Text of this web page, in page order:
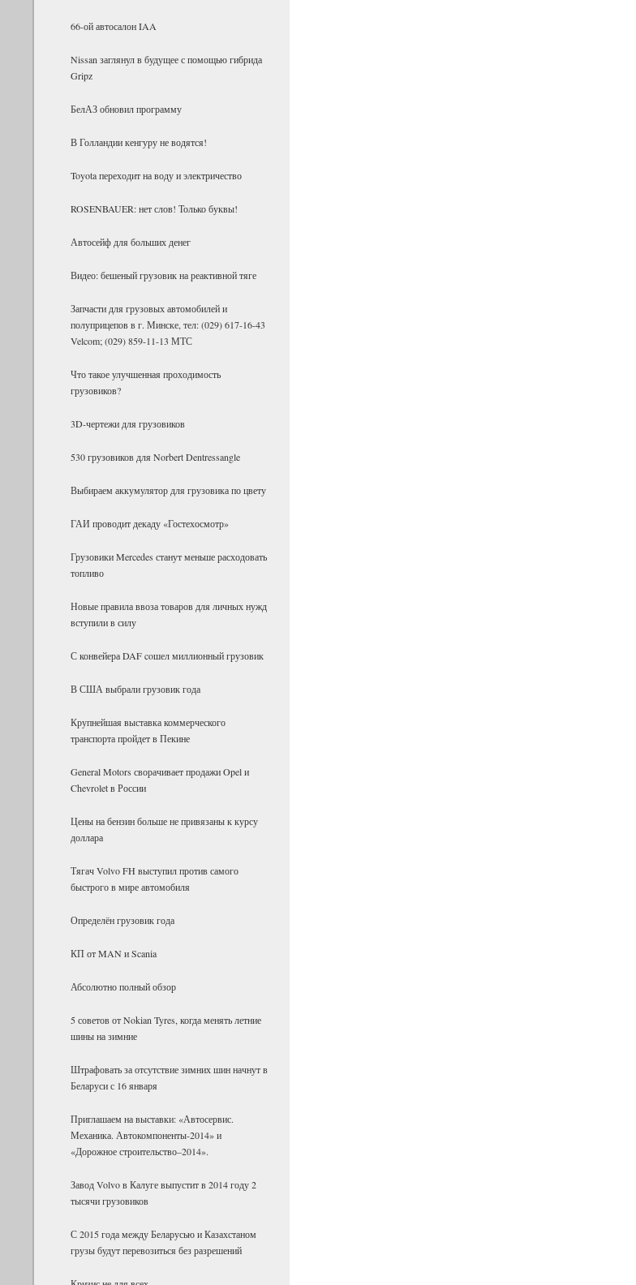
66-ой автосалон IAA
Nissan заглянул в будущее с помощью гибрида
Gripz
БелАЗ об­но­вил про­грамму
В Гол­лан­дии кен­гуру не во­дятся!
Toyota пе­ре­хо­дит на воду и элек­три­че­ство
ROSENBAUER: нет слов! Только буквы!
Ав­то­сейф для боль­ших денег
Видео: бешеный грузовик на реактивной тяге
Запчасти для грузовых автомобилей и
полуприцепов в г. Минске, тел: (029) 617-16-43
Velcom; (029) 859-11-13 МТС
Что такое улучшенная проходимость
грузовиков?
3D-чертежи для грузовиков
530 грузовиков для Norbert Dentressangle
Выбираем аккумулятор для грузовика по цвету
ГАИ проводит декаду «Гостехосмотр»
Грузовики Mercedes станут меньше расходовать
топливо
Новые правила ввоза товаров для личных нужд
вступили в силу
С конвейера DAF coшел миллионный грузовик
В США выбрали грузовик года
Крупнейшая выставка коммерческого
транспорта пройдет в Пекине
General Motors сворачивает продажи Opel и
Chevrolet в России
Цены на бензин больше не привязаны к курсу
доллара
Тягач Volvo FH выступил против самого
быстрого в мире автомобиля
Определён грузовик года
КП от MAN и Scania
Абсолютно полный обзор
5 советов от Nokian Tyres, когда менять летние
шины на зимние
Штрафовать за отсутствие зимних шин начнут в
Беларуси с 16 января
Приглашаем на выставки: «Автосервис.
Механика. Автокомпоненты-2014» и
«Дорожное строительство–2014».
Завод Volvo в Калуге выпустит в 2014 году 2
тысячи грузовиков
С 2015 года между Беларусью и Казахстаном
грузы будут перевозиться без разрешений